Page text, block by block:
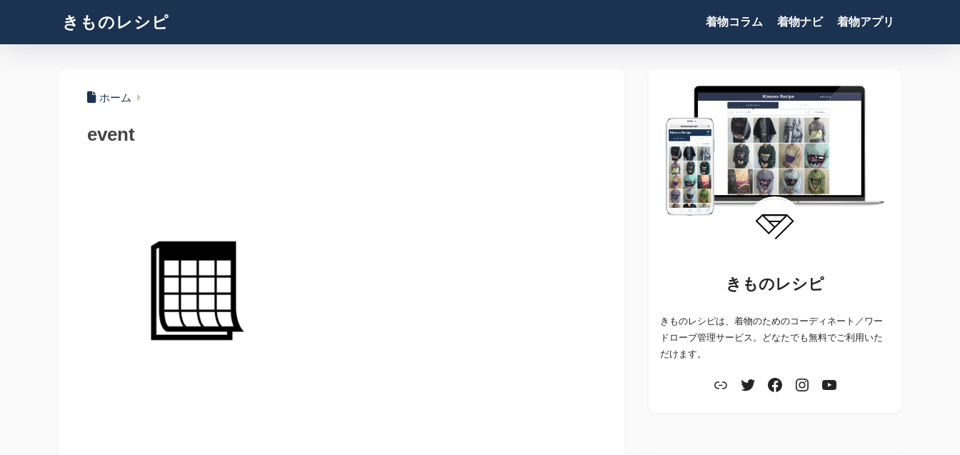
きものレシピ 着物コラム 着物ナビ 着物アプリ
ホーム
event
きものレシピ
きものレシピは、着物のためのコーディネート／ワー
ドローブ管理サービス。どなたでも無料でご利用いた
だけます。